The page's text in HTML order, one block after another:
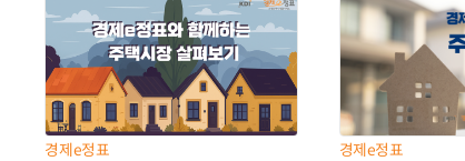
경제e정표 경제e정표